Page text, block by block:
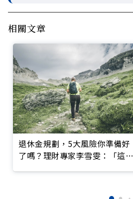
相關文章
退休金規劃，5大風險你準備好
了嗎？理財專家李雪雯：「這階